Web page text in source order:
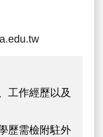
工作經歷以及
歷需檢附駐外